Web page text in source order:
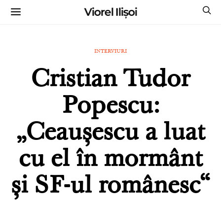
Viorel Ilișoi
INTERVIURI
Cristian Tudor
Popescu:
„Ceaușescu a luat
cu el în mormânt
și SF-ul românesc“
CUMPĂRĂ CĂRȚILE MELE CU AUTOGRAF